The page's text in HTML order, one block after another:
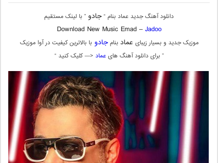
دانلود آهنگ جدید عماد بنام “جادو” با لینک مستقیم
Download New Music Emad –Jadoo
موزیک جدید و بسیار زیبای عماد بنامجادوبا بالاترین کیفیت در آوا موزیک
” برای دانلود آهنگ هایعماد <— کلیک کنید “